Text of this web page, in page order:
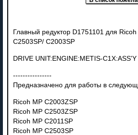
Главный редуктор D1751101 для
C2503SP/ C2003SP
DRIVE UNIT:ENGINE:METIS-C1X:ASS'Y
----------------
Предназначено для работы в
Ricoh MP C2003ZSP
Ricoh MP C2503ZSP
Ricoh MP C2011SP
Ricoh MP C2503SP